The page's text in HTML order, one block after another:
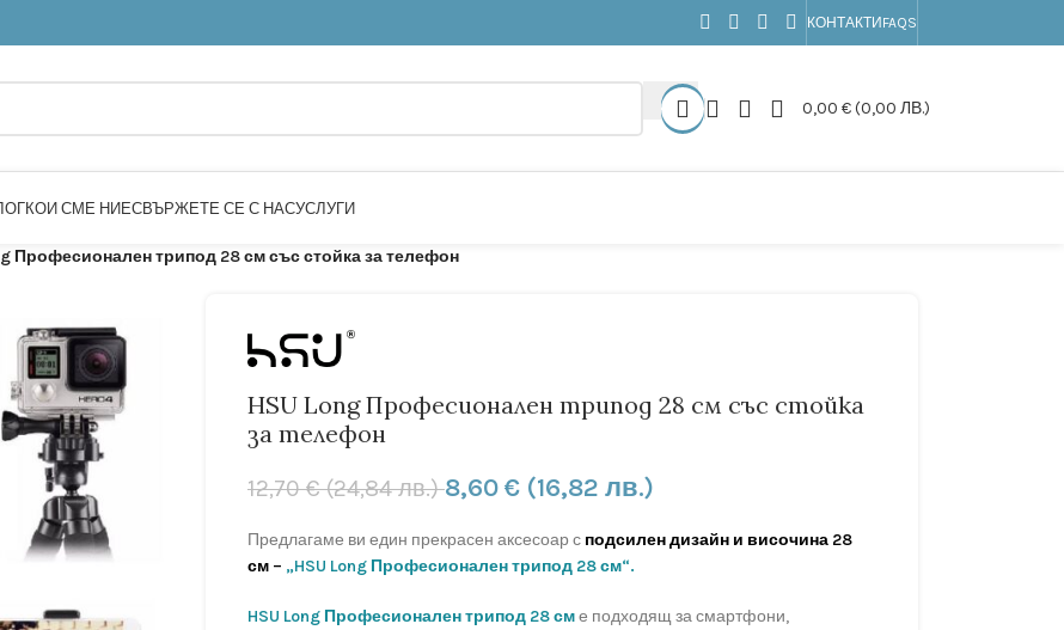
КОНТАКТИ FAQS
0,00 €(0,00 ЛВ.)
КОИ СМЕ НИЕСВЪРЖЕТЕ СЕ С НАСУСЛУГИ
Професионален трипод 28 см със стойка за телефон
HSU Long Професионален трипод 28 см със стойка
за телефон
12,70€(24,84 лв.)8,60 €(16,82 лв.)
Предлагаме ви един прекрасен аксесоар с подсилен дизайн и височина 28
см – „HSU Long Професионален трипод 28 см“.
HSU Long Професионален трипод 28 сме подходящ за смартфони,